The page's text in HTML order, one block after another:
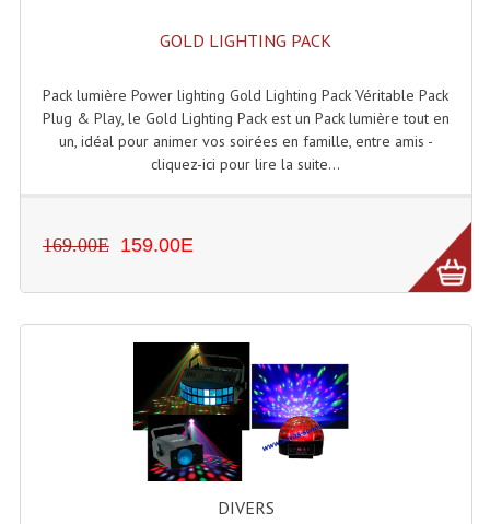
Changeurs De Couleurs
Déco Light
Laser Multi-Points
Effets Lumineux À Leds
Effets Lumineux, Centre De Piste
Effets Lumineux, Effets Disco
Electronique Commande Light
GOLD LIGHTING PACK
Pack lumière Power lighting Gold Lighting Pack Véritable Pack
Plug & Play, le Gold Lighting Pack est un Pack lumière tout en
un, idéal pour animer vos soirées en famille, entre amis -
cliquez-ici pour lire la suite...
169.00E 159.00E
DIVERS